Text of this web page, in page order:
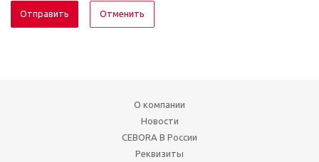
Отменить
О компании
Новости
CEBORA В России
Реквизиты